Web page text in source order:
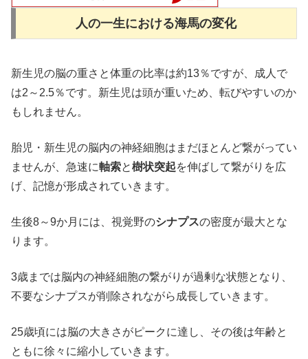
人の一生における海馬の変化
新生児の脳の重さと体重の比率は約13％ですが、成人で
は2～2.5％です。新生児は頭が重いため、転びやすいのか
もしれません。
胎児・新生児の脳内の神経細胞はまだほとんど繋がってい
ませんが、急速に軸索と樹状突起を伸ばして繋がりを広
げ、記憶が形成されていきます。
生後8～9か月には、視覚野のシナプスの密度が最大とな
ります。
3歳までは脳内の神経細胞の繋がりが過剰な状態となり、
不要なシナプスが削除されながら成長していきます。
25歳頃には脳の大きさがピークに達し、その後は年齢と
ともに徐々に縮小していきます。